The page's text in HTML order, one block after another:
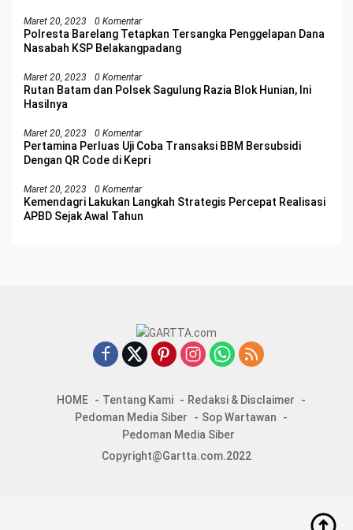
Maret 20, 2023 0 Komentar
Polresta Barelang Tetapkan Tersangka Penggelapan Dana
Nasabah KSP Belakangpadang
Maret 20, 2023 0 Komentar
Rutan Batam dan Polsek Sagulung Razia Blok Hunian, Ini
Hasilnya
Maret 20, 2023 0 Komentar
Pertamina Perluas Uji Coba Transaksi BBM Bersubsidi
Dengan QR Code di Kepri
Maret 20, 2023 0 Komentar
Kemendagri Lakukan Langkah Strategis Percepat Realisasi
APBD Sejak Awal Tahun
HOME Tentang Kami
Redaksi & Disclaimer
Pedoman Media Siber
Sop Wartawan
Pedoman Media Siber
Copyright@Gartta.com.2022